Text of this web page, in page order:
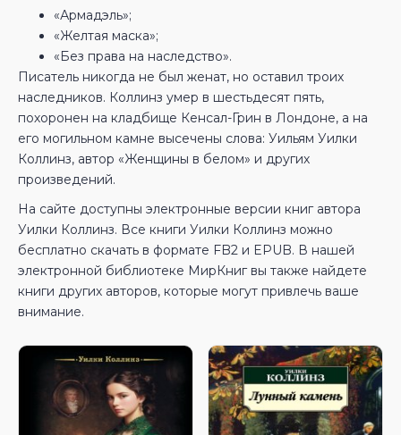
«Армадэль»;
«Желтая маска»;
«Без права на наследство».
Писатель никогда не был женат, но оставил троих
наследников. Коллинз умер в шестьдесят пять,
похоронен на кладбище Кенсал-Грин в Лондоне, а на
его могильном камне высечены слова: Уильям Уилки
Коллинз, автор «Женщины в белом» и других
произведений.
На сайте доступны электронные версии книг автора
Уилки Коллинз. Все книги Уилки Коллинз можно
бесплатно скачать в формате FB2 и EPUB. В нашей
электронной библиотеке МирКниг вы также найдете
книги других авторов, которые могут привлечь ваше
внимание.